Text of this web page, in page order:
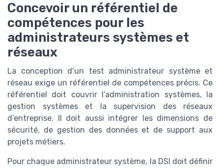
Concevoir un référentiel de
compétences pour les
administrateurs systèmes et
réseaux
La conception d’un test administrateur système et
réseau exige un référentiel de compétences précis. Ce
référentiel doit couvrir l’administration systèmes, la
gestion systèmes et la supervision des réseaux
d’entreprise. Il doit aussi intégrer les dimensions de
sécurité, de gestion des données et de support aux
projets métiers.
Pour chaque administrateur système, la DSI doit définir